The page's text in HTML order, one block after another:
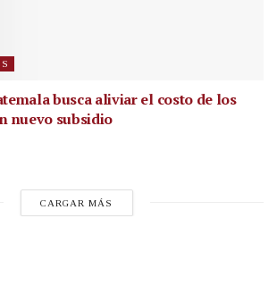
busca aliviar el costo de los
nuevo subsidio
CARGAR MÁS